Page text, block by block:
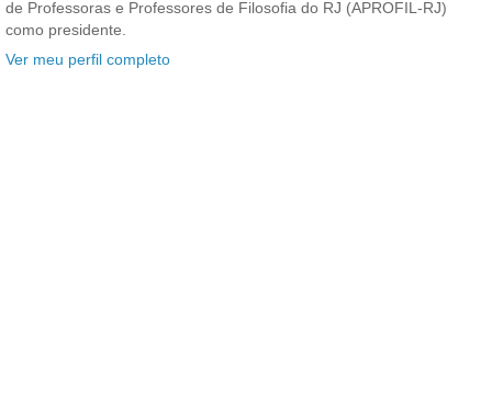
de Professoras e Professores de Filosofia do RJ (APROFIL-RJ)
como presidente.
Ver meu perfil completo